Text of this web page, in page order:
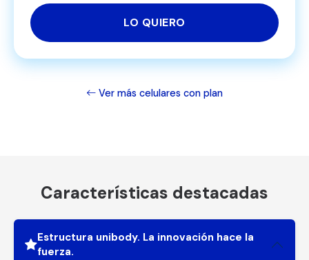
LO QUIERO
Ver más celulares con plan
Características destacadas
Estructura unibody. La innovación hace la
fuerza.